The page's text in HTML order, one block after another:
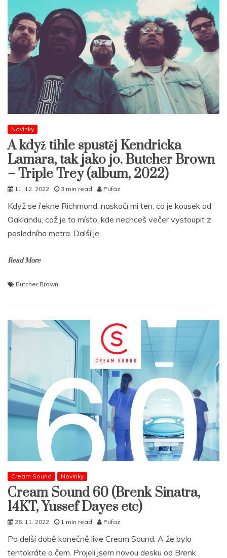
Novinky
A když tihle spustěj Kendricka
Lamara, tak jako jo. Butcher Brown
– Triple Trey (album, 2022)
11. 12. 2022 3 min read Pufaz
Když se řekne Richmond, naskočí mi ten, co je kousek od
Oaklandu, což je to místo, kde nechceš večer vystoupit z
posledního metra. Další je
Read More
Butcher Brown
Cream Sound Novinky
Cream Sound 60 (Brenk Sinatra,
14KT, Yussef Dayes etc)
26. 11. 2022 1 min read Pufaz
Po delší době konečně live Cream Sound. A že bylo
tentokráte o čem. Projeli jsem novou desku od Brenk